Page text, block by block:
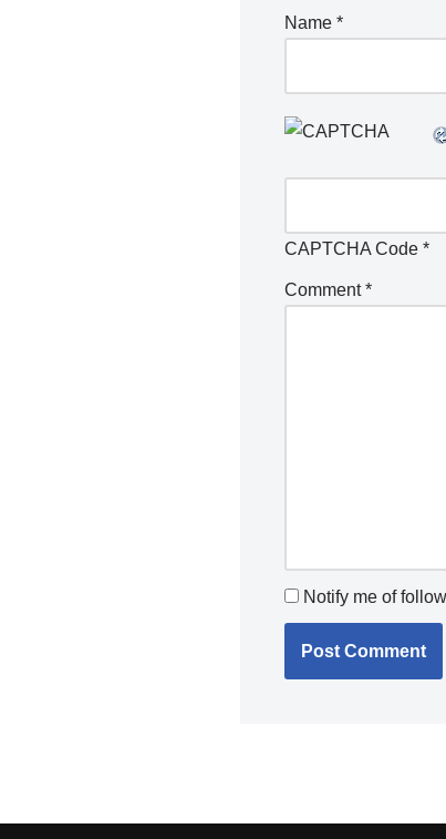
Name *
CAPTCHA Code*
Comment*
Notify me of